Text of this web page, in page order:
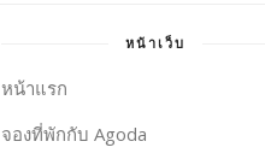
หน้าเว็บ
หน้าแรก
จองที่พักกับ Agoda